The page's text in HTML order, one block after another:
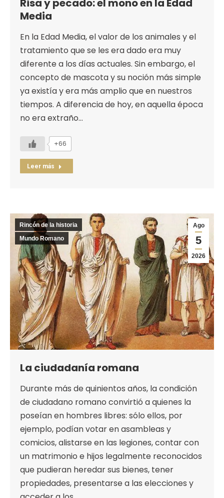
Risa y pecado: el mono en la Edad
Media
En la Edad Media, el valor de los animales y el
tratamiento que se les era dado era muy
diferente a los días actuales. Sin embargo, el
concepto de mascota y su noción más simple
ya existía y era más amplio que en nuestros
tiempos. A diferencia de hoy, en aquella época
no era extraño…
+66
Leer más
Ago
5
2026
Rincón de la historia
Mundo Romano
La ciudadanía romana
Durante más de quinientos años, la condición
de ciudadano romano convirtió a quienes la
poseían en hombres libres: sólo ellos, por
ejemplo, podían votar en asambleas y
comicios, alistarse en las legiones, contar con
un matrimonio e hijos legalmente reconocidos
que pudieran heredar sus bienes, tener
propiedades, presentarse a las elecciones y